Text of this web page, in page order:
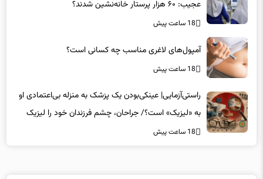
18 ساعت پیش
18 ساعت پیش
به «لیزیک» است؟/ جراحان، چشم فرزندان خود را لیزیک
می‌کنند؟
18 ساعت پیش